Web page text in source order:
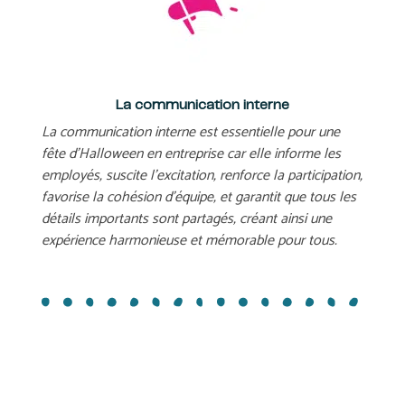
La communication interne
La communication interne est essentielle pour une
fête d’Halloween en entreprise car elle informe les
employés, suscite l’excitation, renforce la participation,
favorise la cohésion d’équipe, et garantit que tous les
détails importants sont partagés, créant ainsi une
expérience harmonieuse et mémorable pour tous.